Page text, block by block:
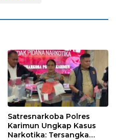
Satresnarkoba Polres
Karimun Ungkap Kasus
Narkotika: Tersangka